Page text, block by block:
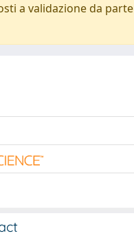
a validazione da parte